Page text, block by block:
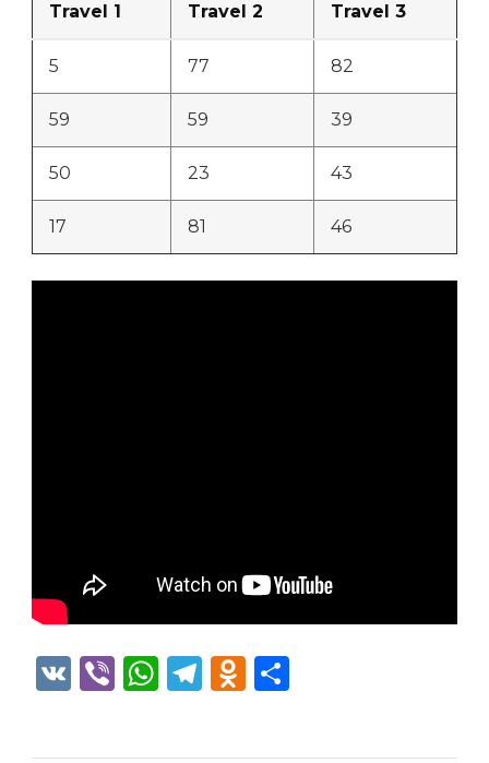
Travel 1 Travel 2 Travel 3
5 77 82
59 59 39
50 23 43
17 81 46
VK ViberWhatsApp
Telegram
Odnoklassniki